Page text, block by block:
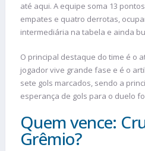
até aqui. A equipe soma 13
empates e quatro derrotas,
intermediária na tabela e ainda
O principal destaque do time é o
jogador vive grande fase e é o
sete gols marcados, sendo a
esperança de gols para o duelo
Quem vence:
Grêmio?